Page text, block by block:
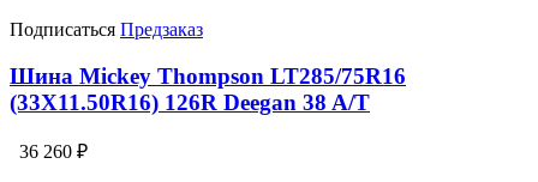
Подписаться Предзаказ
Шина Mickey Thompson LT285/75R16
(33X11.50R16) 126R Deegan 38 A/T
36 260 ₽